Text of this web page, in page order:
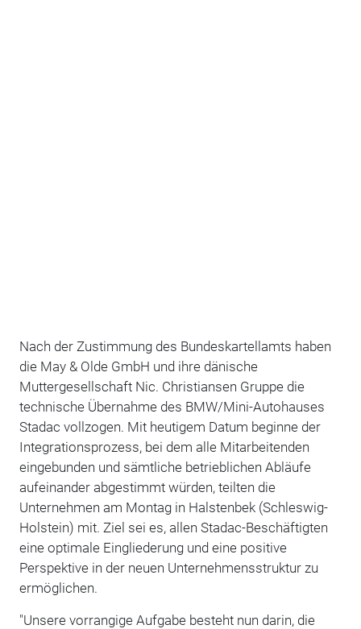
Nach der Zustimmung des Bundeskartellamts haben
die May & Olde GmbH und ihre dänische
Muttergesellschaft Nic. Christiansen Gruppe die
technische Übernahme des BMW/Mini-Autohauses
Stadac vollzogen. Mit heutigem Datum beginne der
Integrationsprozess, bei dem alle Mitarbeitenden
eingebunden und sämtliche betrieblichen Abläufe
aufeinander abgestimmt würden, teilten die
Unternehmen am Montag in Halstenbek (Schleswig-
Holstein) mit. Ziel sei es, allen Stadac-Beschäftigten
eine optimale Eingliederung und eine positive
Perspektive in der neuen Unternehmensstruktur zu
ermöglichen.
"Unsere vorrangige Aufgabe besteht nun darin, die